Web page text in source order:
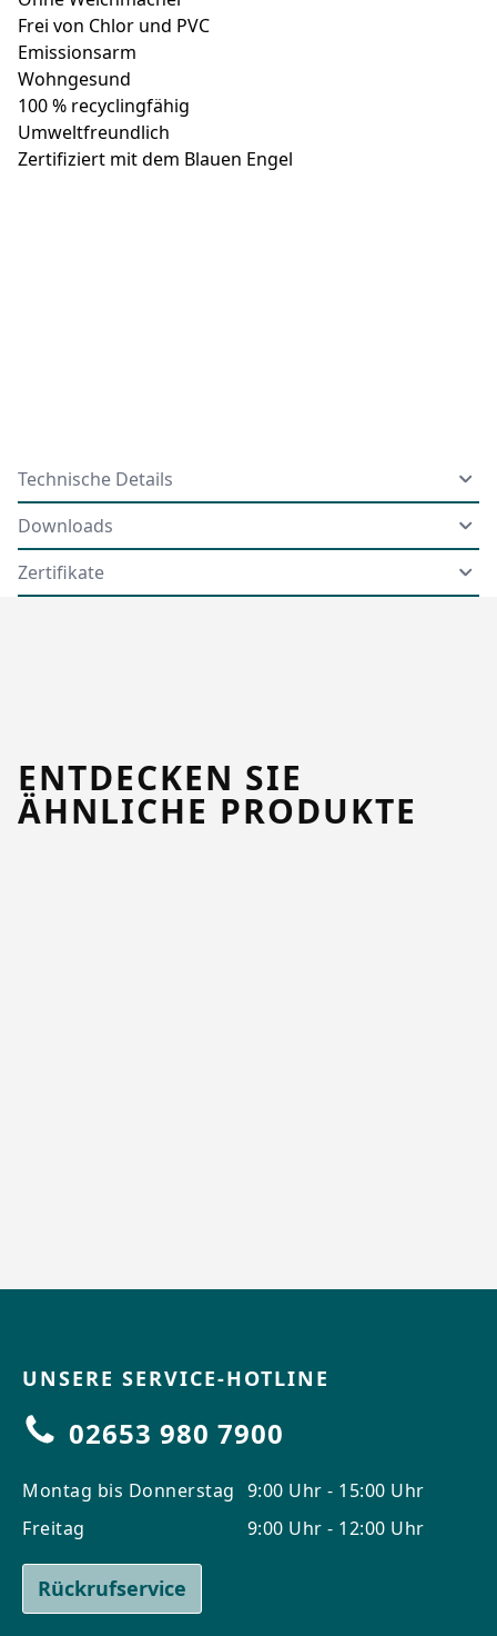
Frei von Chlor und PVC
Emissionsarm
Wohngesund
100 % recyclingfähig
Umweltfreundlich
Zertifiziert mit dem Blauen Engel
Technische Details
Downloads
Zertifikate
ENTDECKEN SIE
ÄHNLICHE PRODUKTE
UNSERE SERVICE-HOTLINE
02653 980 7900
Montag bis Donnerstag
Freitag
9:00 Uhr - 15:00 Uhr
9:00 Uhr - 12:00 Uhr
Rückrufservice